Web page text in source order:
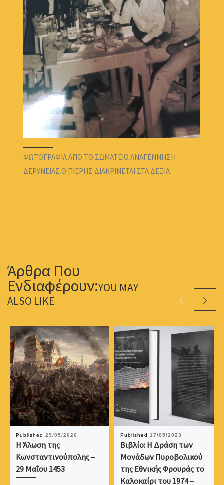
ΦΩΤΟΓΡΑΦΙΑ ΑΠΟ ΤΟ ΣΩΜΑΤΕΙΟ ΑΝΑΓΕΝΝΗΣΗ
ΔΕΡΥΝΕΙΑΣ.Ο ΠΙΕΡΗΣ ΔΙΑΚΡΙΝΕΤΑΙ ΣΤΑ ΔΕΞΙΑ
YOU MAY
ALSO LIKE
Published 29/05/2026
Η Άλωση της
Κωνσταντινούπολης –
29 Μαΐου 1453
Published 17/05/2023
Βιβλίο: Η Δράση των
Μονάδων Πυροβολικού
της Εθνικής Φρουράς το
Καλοκαίρι του 1974 –